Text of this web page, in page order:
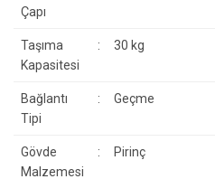
Çapı
Taşıma
Kapasitesi
: 30 kg
Bağlantı
Tipi
: Geçme
Gövde
Malzemesi
: Pirinç